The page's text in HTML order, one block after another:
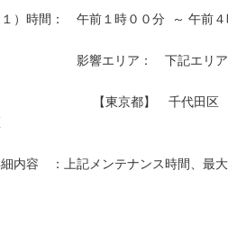
１）時間：　午前１時００分  ～ 午前
響エリア：　下記エリアの
東京都】　千代田区　
内容　：上記メンテナンス時間、最